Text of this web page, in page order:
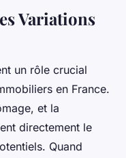
Variations
un rôle crucial
en France.
et la
directement le
Quand